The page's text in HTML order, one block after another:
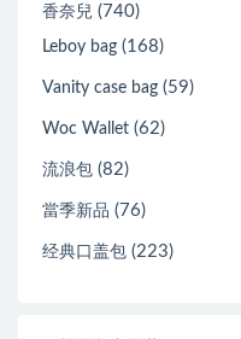
香奈兒 (740)
Leboy bag (168)
Vanity case bag (59)
Woc Wallet (62)
流浪包 (82)
當季新品 (76)
经典口盖包 (223)